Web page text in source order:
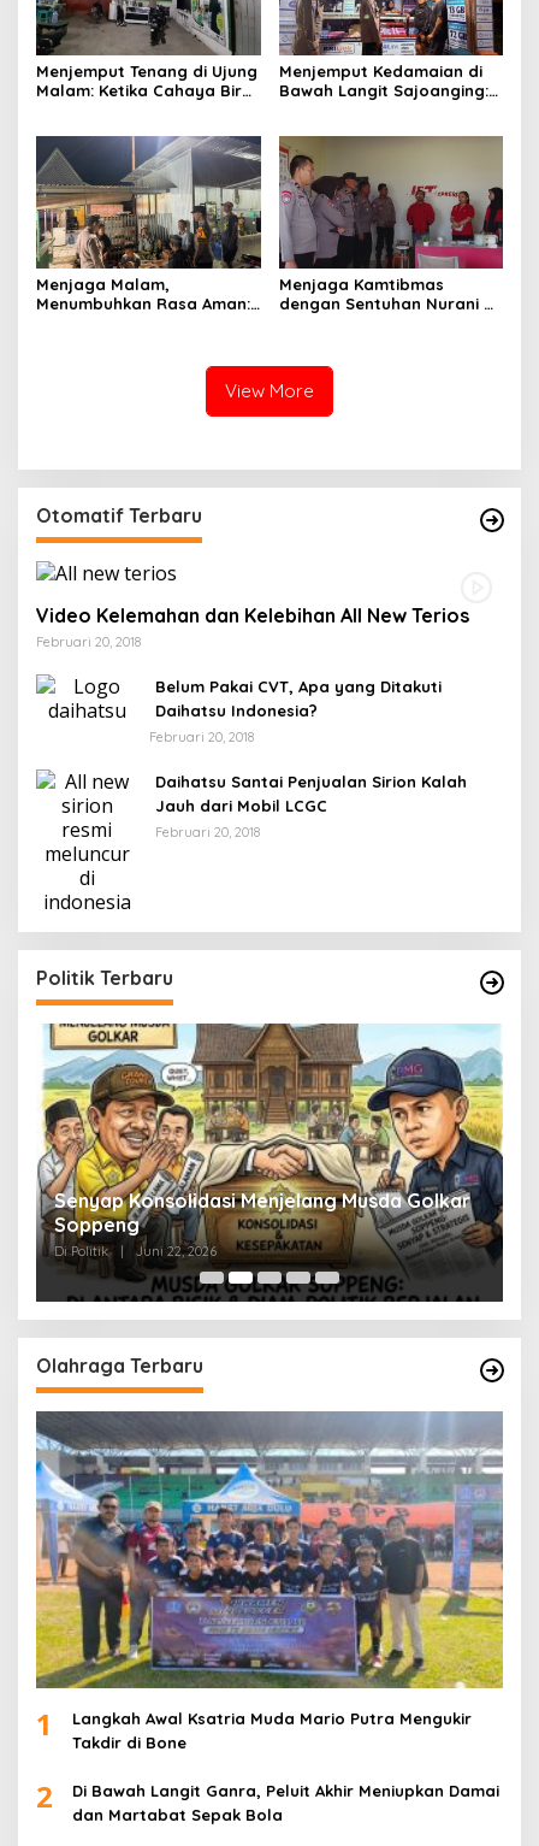
Menjemput Tenang di Ujung
Malam: Ketika Cahaya Biru
Sabbangparu
Menjemput Kedamaian di
Bawah Langit Sajoanging:
Menjaga
Menjaga Malam,
Menumbuhkan Rasa Aman:
Menjaga Kamtibmas
dengan Sentuhan Nurani di
View More
Otomatif Terbaru
Video Kelemahan dan Kelebihan All New Terios
Februari 20, 2018
Belum Pakai CVT, Apa yang Ditakuti
Daihatsu Indonesia?
Februari 20, 2018
Daihatsu Santai Penjualan Sirion Kalah
Jauh dari Mobil LCGC
Februari 20, 2018
Politik Terbaru
Senyap Konsolidasi Menjelang Musda Golkar
Soppeng
Di Politik | Juni 22, 2026
Olahraga Terbaru
1
Langkah Awal Ksatria Muda Mario Putra Mengukir
Takdir di Bone
2
Di Bawah Langit Ganra, Peluit Akhir Meniupkan Damai
dan Martabat Sepak Bola